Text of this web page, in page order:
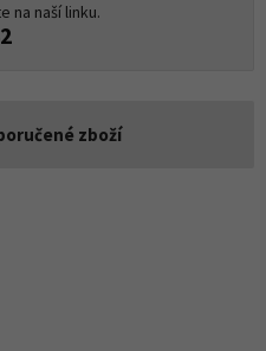
na naší linku.
zboží